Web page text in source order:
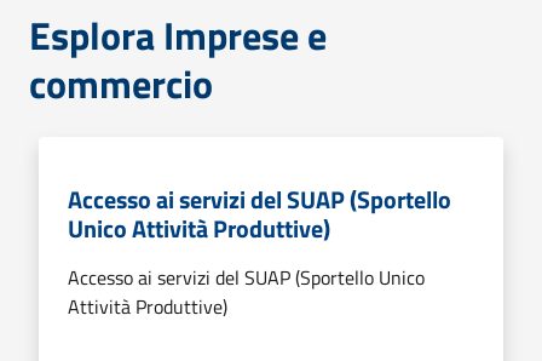
Esplora Imprese e
commercio
Accesso ai servizi del SUAP (Sportello
Unico Attività Produttive)
Accesso ai servizi del SUAP (Sportello Unico
Attività Produttive)